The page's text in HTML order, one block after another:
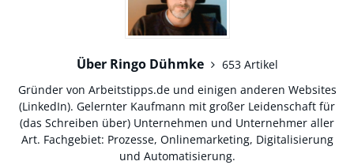
Über Ringo Dühmke
653 Artikel
Gründer von Arbeitstipps.de und einigen anderen Websites
(LinkedIn). Gelernter Kaufmann mit großer Leidenschaft für
(das Schreiben über) Unternehmen und Unternehmer aller
Art. Fachgebiet: Prozesse, Onlinemarketing, Digitalisierung
und Automatisierung.